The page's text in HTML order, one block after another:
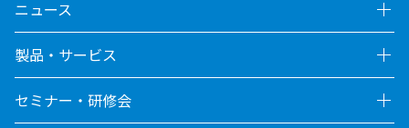
ニュース
製品・サービス
セミナー・研修会